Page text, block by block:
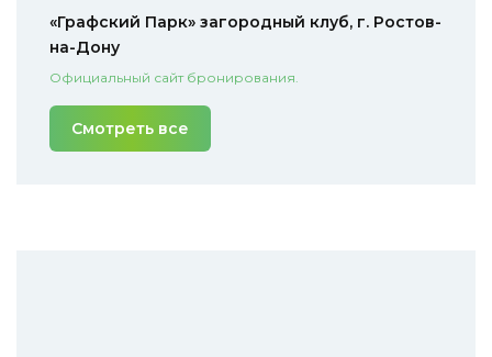
«Графский Парк» загородный клуб, г. Ростов-
на-Дону
Официальный сайт бронирования.
Смотреть все